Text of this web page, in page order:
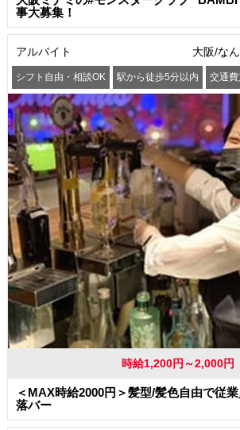
事大募集！
アルバイト 大阪/な
シフト自由・相談OK 駅から徒歩5分以内 交通
時給1,200円～2,000円
＜MAX時給2000円＞髪型/髪色自由で従
落バー